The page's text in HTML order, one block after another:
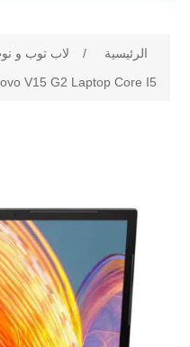
تسوق وفق الماركة
المدونة
الرئيسية / لاب توب و
V15 G2 Laptop Core I5